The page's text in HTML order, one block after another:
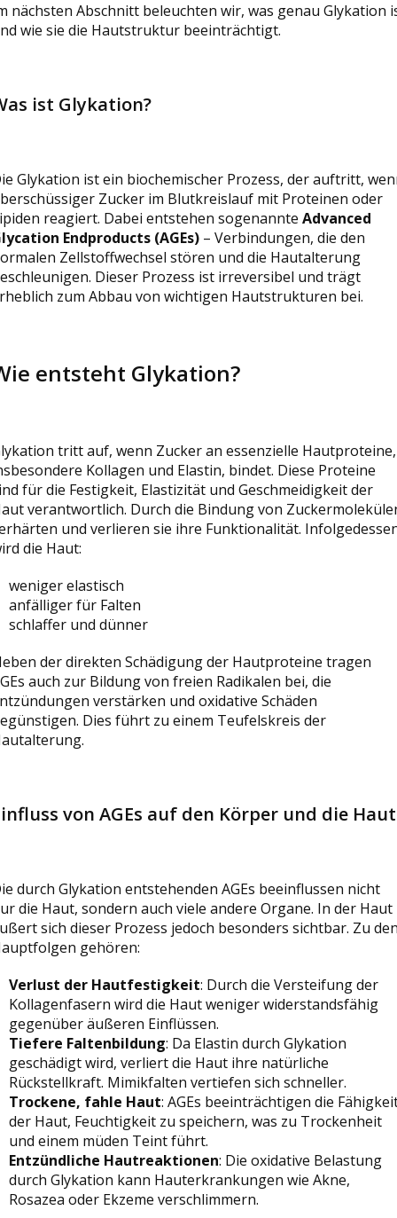
nächsten Abschnitt beleuchten wir, was genau Glykation
wie sie die Hautstruktur beeinträchtigt.
ist Glykation?
Glykation ist ein biochemischer Prozess, der auftritt,
Zucker im Blutkreislauf mit Proteinen oder
reagiert. Dabei entstehen sogenannte Advanced
Endproducts (AGEs) – Verbindungen, die den
Zellstoffwechsel stören und die Hautalterung
Dieser Prozess ist irreversibel und trägt
zum Abbau von wichtigen Hautstrukturen bei.
entsteht Glykation?
tritt auf, wenn Zucker an essenzielle Hautproteine,
Kollagen und Elastin, bindet. Diese Proteine
für die Festigkeit, Elastizität und Geschmeidigkeit der
verantwortlich. Durch die Bindung von
und verlieren sie ihre Funktionalität.
die Haut:
weniger elastisch
anfälliger für Falten
schlaffer und dünner
der direkten Schädigung der Hautproteine tragen
auch zur Bildung von freien Radikalen bei, die
verstärken und oxidative Schäden
Dies führt zu einem Teufelskreis der
von AGEs auf den Körper und die Haut
durch Glykation entstehenden AGEs beeinflussen nicht
die Haut, sondern auch viele andere Organe. In der Haut
sich dieser Prozess jedoch besonders sichtbar. Zu
gehören:
Verlust der Hautfestigkeit: Durch die Versteifung der
Kollagenfasern wird die Haut weniger widerstandsfähig
gegenüber äußeren Einflüssen.
Tiefere Faltenbildung: Da Elastin durch Glykation
geschädigt wird, verliert die Haut ihre natürliche
Rückstellkraft. Mimikfalten vertiefen sich schneller.
Trockene, fahle Haut: AGEs beeinträchtigen die
der Haut, Feuchtigkeit zu speichern, was zu Trockenheit
und einem müden Teint führt.
Entzündliche Hautreaktionen: Die oxidative Belastung
durch Glykation kann Hauterkrankungen wie Akne,
Rosazea oder Ekzeme verschlimmern.